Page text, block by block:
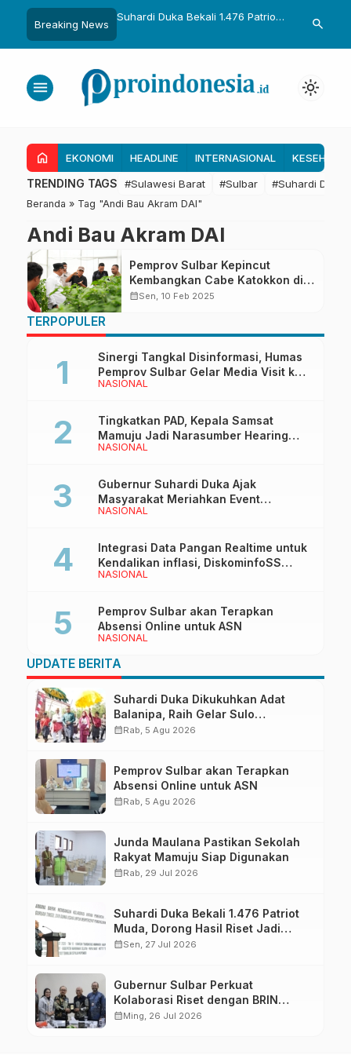
Breaking News
Gelar Sulo
Suhardi Duka Bekali 1.476 Patriot
Dasar Kebijakan Transmigrasi
Gubernur
untuk
search
menu light_mode
home EKONOMI HEADLINE INTERNASIONAL
TRENDING TAGS #Sulawesi Barat #Sulbar #Suhardi Duka
Beranda » Tag "Andi Bau Akram DAI"
Andi Bau Akram DAI
Pemprov Sulbar Kepincut
Kembangkan Cabe Katokkon di
Sulbar
calendar_monthSen, 10 Feb 2025
TERPOPULER
NASIONAL
Sinergi Tangkal Disinformasi, Humas
Pemprov Sulbar Gelar Media Visit ke
Kantor Redaksi di Mamuju
NASIONAL
Tingkatkan PAD, Kepala Samsat
Mamuju Jadi Narasumber Hearing
Bersama Wakil Ketua I DPRD Sulbar
NASIONAL
Gubernur Suhardi Duka Ajak
Masyarakat Meriahkan Event
Manakarra Fair 2026
NASIONAL
Integrasi Data Pangan Realtime untuk
Kendalikan inflasi, DiskominfoSS
Sulbar Kembangkan Sistem SAPEDA
NASIONAL
Pemprov Sulbar akan Terapkan
Absensi Online untuk ASN
UPDATE BERITA
Suhardi Duka Dikukuhkan Adat
Balanipa, Raih Gelar Sulo
Tappidena
calendar_monthRab, 5 Agu 2026
Pemprov Sulbar akan Terapkan
Absensi Online untuk ASN
calendar_monthRab, 5 Agu 2026
Junda Maulana Pastikan Sekolah
Rakyat Mamuju Siap Digunakan
calendar_monthRab, 29 Jul 2026
Suhardi Duka Bekali 1.476 Patriot
Muda, Dorong Hasil Riset Jadi
Dasar Kebijakan Transmigrasi
calendar_monthSen, 27 Jul 2026
Gubernur Sulbar Perkuat
Kolaborasi Riset dengan BRIN
untuk Mendukung Pembangunan
calendar_monthMing, 26 Jul 2026